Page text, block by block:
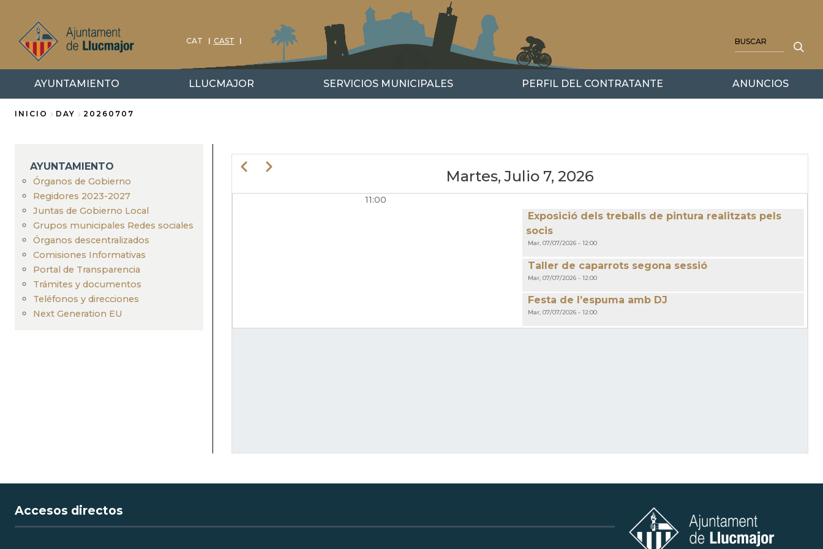
contenido
principal
CAT CAST
AYUNTAMIENTO LLUCMAJOR SERVICIOS MUNICIPALES PERFIL DEL CONTRATANTE ANUNCIOS
enlaces
de
ayuda
a
la
navegación
INICIO DAY 20260707
AYUNTAMIENTO
Órganos de Gobierno
Regidores 2023-2027
Juntas de Gobierno Local
Grupos municipales Redes sociales
Órganos descentralizados
Comisiones Informativas
Portal de Transparencia
Trámites y documentos
Teléfonos y direcciones
Next Generation EU
Martes, Julio 7, 2026
AnteriorSiguiente
11:00
Exposició dels treballs de pintura realitzats pels
socis
Mar, 07/07/2026 - 12:00
Taller de caparrots segona sessió
Mar, 07/07/2026 - 12:00
Festa de l’espuma amb DJ
Mar, 07/07/2026 - 12:00
Accesos directos